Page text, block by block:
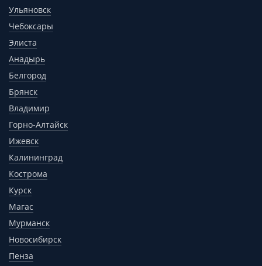
Ульяновск
Чебоксары
Элиста
Анадырь
Белгород
Брянск
Владимир
Горно-Алтайск
Ижевск
Калининград
Кострома
Курск
Магас
Мурманск
Новосибирск
Пенза